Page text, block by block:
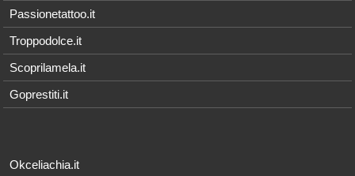
Passionetattoo.it
Troppodolce.it
Scoprilamela.it
Goprestiti.it
Okceliachia.it